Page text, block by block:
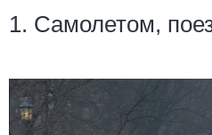
1. Самолетом,